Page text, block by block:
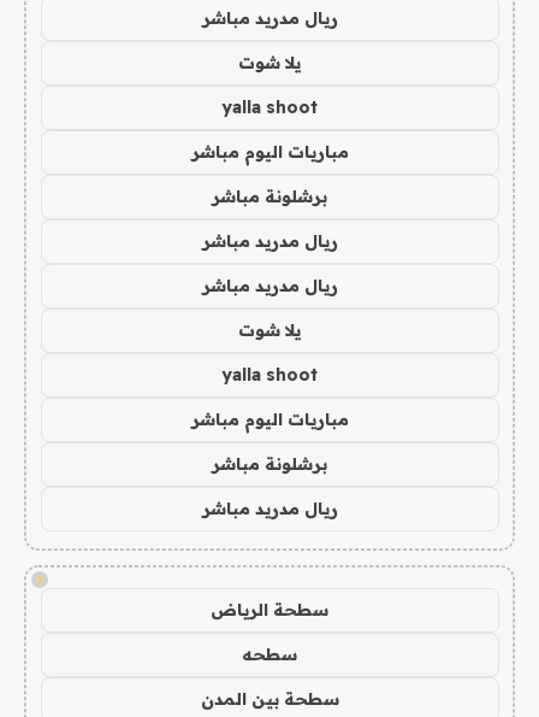
ريال مدريد مباشر
يلا شوت
yalla shoot
مباريات اليوم مباشر
برشلونة مباشر
ريال مدريد مباشر
ريال مدريد مباشر
يلا شوت
yalla shoot
مباريات اليوم مباشر
برشلونة مباشر
ريال مدريد مباشر
!
سطحة الرياض
سطحه
سطحة بين المدن